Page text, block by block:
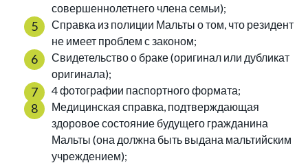
совершеннолетнего члена семьи);
Справка из полиции Мальты о том, что резидент
не имеет проблем с законом;
Свидетельство о браке (оригинал или дубликат
оригинала);
4 фотографии паспортного формата;
Медицинская справка, подтверждающая
здоровое состояние будущего гражданина
Мальты (она должна быть выдана мальтийским
учреждением);